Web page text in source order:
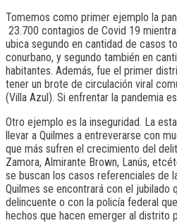
Tomemos como primer ejemplo la
23.700 contagios de Covid 19
ubica segundo en cantidad de casos
conurbano, y segundo también en
habitantes. Además, fue el primer
tener un brote de circulación viral
(Villa Azul). Si enfrentar la pandemia
Otro ejemplo es la inseguridad. La
llevar a Quilmes a entreverarse con
que más sufren el crecimiento del
Zamora, Almirante Brown, Lanús,
se buscan los casos referenciales de
Quilmes se encontrará con el jubilado
delincuente o con la policía federal
hechos que hacen emerger al distrito